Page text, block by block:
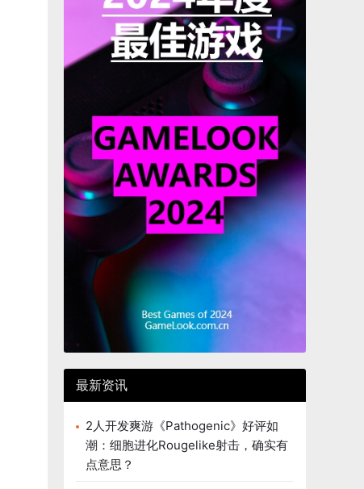
最新资讯
2人开发爽游《Pathogenic》好评如
潮：细胞进化Rougelike射击，确实有
点意思？